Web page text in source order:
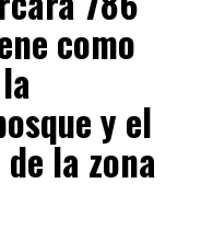
como
y el
la zona